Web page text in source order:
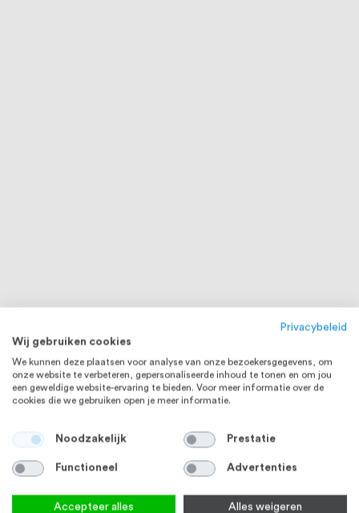
Privacybeleid
Wij gebruiken cookies
We kunnen deze plaatsen voor analyse van onze bezoekersgegevens, om
onze website te verbeteren, gepersonaliseerde inhoud te tonen en om jou
een geweldige website-ervaring te bieden. Voor meer informatie over de
cookies die we gebruiken open je meer informatie.
Noodzakelijk Prestatie
Functioneel Advertenties
Accepteer alles Alles weigeren